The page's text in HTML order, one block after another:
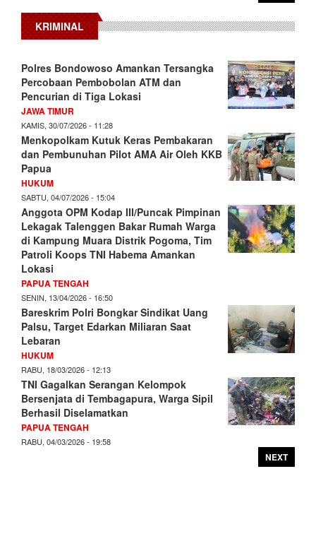
KRIMINAL
Polres Bondowoso Amankan Tersangka
Percobaan Pembobolan ATM dan
Pencurian di Tiga Lokasi
JAWA TIMUR
KAMIS, 30/07/2026 - 11:28
Menkopolkam Kutuk Keras Pembakaran
dan Pembunuhan Pilot AMA Air Oleh KKB
Papua
HUKUM
SABTU, 04/07/2026 - 15:04
Anggota OPM Kodap III/Puncak Pimpinan
Lekagak Talenggen Bakar Rumah Warga
di Kampung Muara Distrik Pogoma, Tim
Patroli Koops TNI Habema Amankan
Lokasi
PAPUA TENGAH
SENIN, 13/04/2026 - 16:50
Bareskrim Polri Bongkar Sindikat Uang
Palsu, Target Edarkan Miliaran Saat
Lebaran
HUKUM
RABU, 18/03/2026 - 12:13
TNI Gagalkan Serangan Kelompok
Bersenjata di Tembagapura, Warga Sipil
Berhasil Diselamatkan
PAPUA TENGAH
RABU, 04/03/2026 - 19:58
NEXT